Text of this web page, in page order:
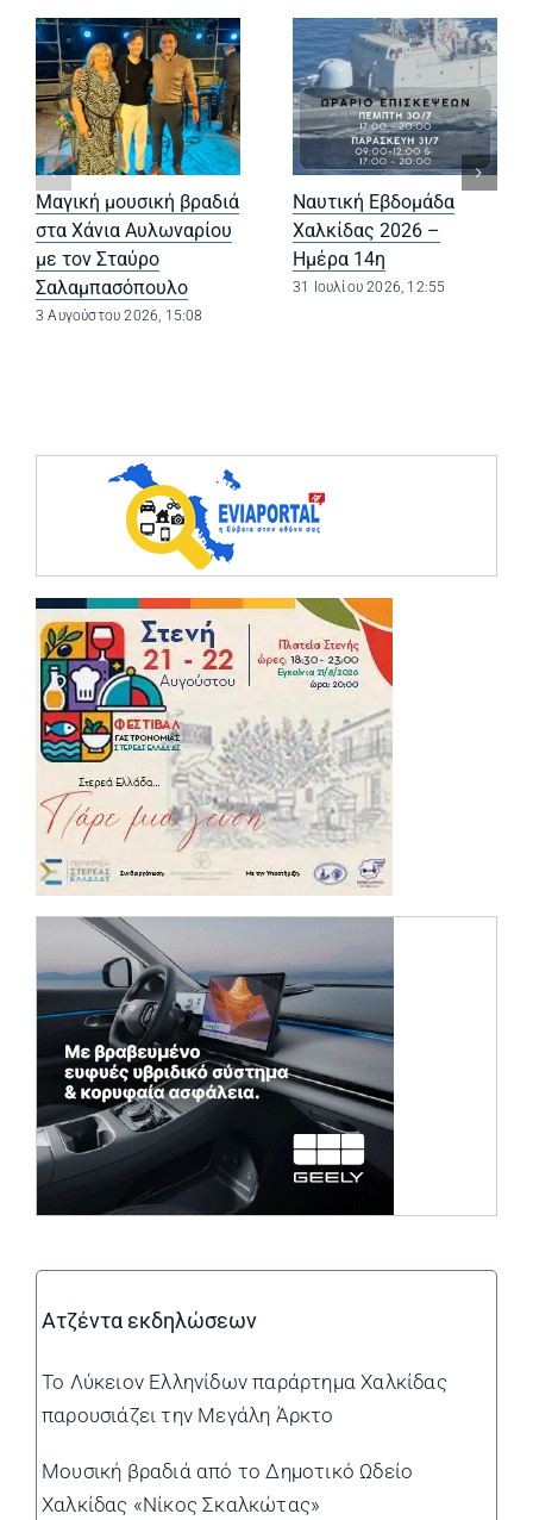
Μαγική μουσική βραδιά
στα Χάνια Αυλωναρίου
με τον Σταύρο
Σαλαμπασόπουλο
3 Αυγούστου 2026, 15:08
Ναυτική Εβδομάδα
Χαλκίδας 2026 –
Ημέρα 14η
31 Ιουλίου 2026, 12:55
Ατζέντα εκδηλώσεων
Το Λύκειον Ελληνίδων παράρτημα Χαλκίδας
παρουσιάζει την Μεγάλη Άρκτο
Μουσική βραδιά από το Δημοτικό Ωδείο
Χαλκίδας «Νίκος Σκαλκώτας»